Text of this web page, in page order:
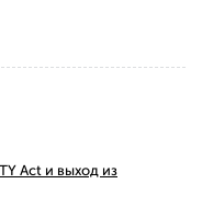
Act и выход из